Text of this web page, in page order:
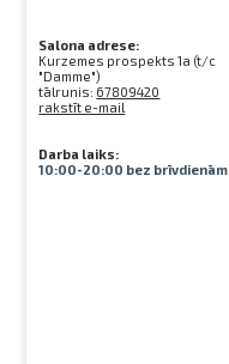
Salona adrese:
Kurzemes prospekts 1a (t/c
"Damme")
tālrunis: 67809420
rakstīt e-mail
Darba laiks:
10:00-20:00 bez brīvdienām